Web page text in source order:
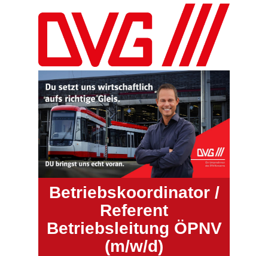
Betriebskoordinator /
Referent
Betriebsleitung ÖPNV
(m/w/d)